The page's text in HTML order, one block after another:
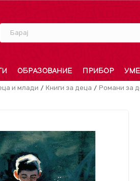
Барај
ОБРАЗОВАНИЕ ПРИБОР
и млади Книги за деца Романи за